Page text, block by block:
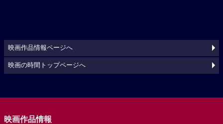
映画作品情報ページへ
映画の時間トップページへ
映画作品情報